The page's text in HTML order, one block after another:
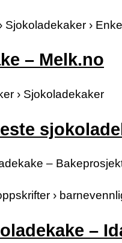
Sjokoladekaker ›
– Melk.no
› Sjokoladekaker
–
›
–